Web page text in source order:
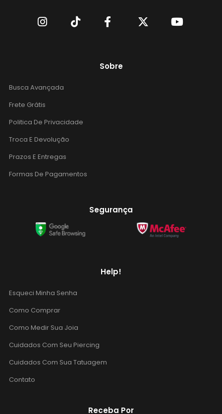
Sobre
Busca Avançada
Frete Grátis
Politica De Privacidade
Troca E Devolução
Prazos E Entregas
Formas De Pagamentos
Segurança
Help!
Esqueci Minha Senha
Como Comprar
Como Medir Sua Joia
Cuidados Com Seu Piercing
Cuidados Com Sua Tatuagem
Contato
Receba Por